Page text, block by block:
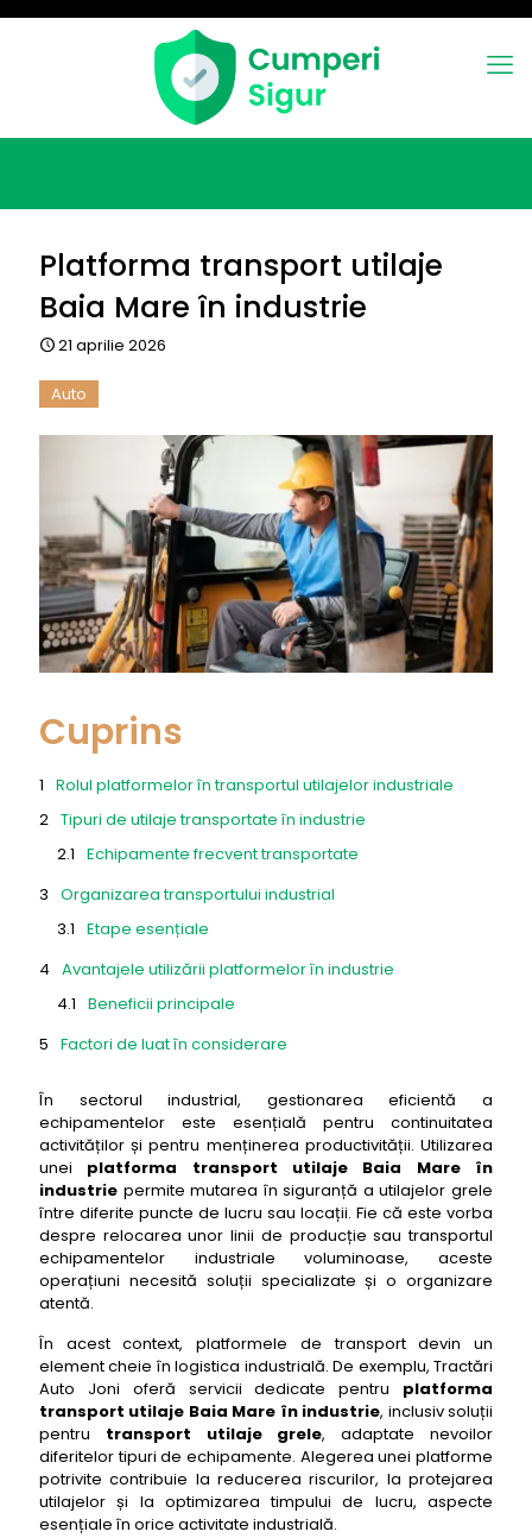
Platforma transport utilaje
Baia Mare în industrie
21 aprilie 2026
Auto
Cuprins
Rolul platformelor în transportul utilajelor industriale
Tipuri de utilaje transportate în industrie
Echipamente frecvent transportate
Organizarea transportului industrial
Etape esențiale
Avantajele utilizării platformelor în industrie
Beneficii principale
Factori de luat în considerare
Provocări în transportul utilajelor industriale
Probleme frecvente
Importanța siguranței în transport
Măsuri de siguranță
Optimizarea transportului industrial
Strategii eficiente
Impactul asupra activităților industriale
Beneficii pentru companii
Concluzie
În sectorul industrial, gestionarea eficientă a
echipamentelor este esențială pentru continuitatea
activităților și pentru menținerea productivității. Utilizarea
unei platforma transport utilaje Baia Mare în
industrie permite mutarea în siguranță a utilajelor grele
între diferite puncte de lucru sau locații. Fie că este vorba
despre relocarea unor linii de producție sau transportul
echipamentelor industriale voluminoase, aceste
operațiuni necesită soluții specializate și o organizare
atentă.
În acest context, platformele de transport devin un
element cheie în logistica industrială. De exemplu, Tractări
Auto Joni oferă servicii dedicate pentru platforma
transport utilaje Baia Mare în industrie, inclusiv soluții
pentru transport utilaje grele, adaptate nevoilor
diferitelor tipuri de echipamente. Alegerea unei platforme
potrivite contribuie la reducerea riscurilor, la protejarea
utilajelor și la optimizarea timpului de lucru, aspecte
esențiale în orice activitate industrială.